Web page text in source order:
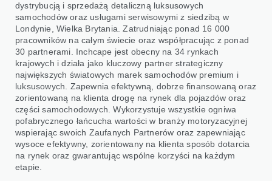
dystrybucją i sprzedażą detaliczną luksusowych
samochodów oraz usługami serwisowymi z siedzibą w
Londynie, Wielka Brytania. Zatrudniając ponad 16 000
pracowników na całym świecie oraz współpracując z ponad
30 partnerami. Inchcape jest obecny na 34 rynkach
krajowych i działa jako kluczowy partner strategiczny
największych światowych marek samochodów premium i
luksusowych. Zapewnia efektywną, dobrze finansowaną oraz
zorientowaną na klienta drogę na rynek dla pojazdów oraz
części samochodowych. Wykorzystuje wszystkie ogniwa
pofabrycznego łańcucha wartości w branży motoryzacyjnej
wspierając swoich Zaufanych Partnerów oraz zapewniając
wysoce efektywny, zorientowany na klienta sposób dotarcia
na rynek oraz gwarantując wspólne korzyści na każdym
etapie.